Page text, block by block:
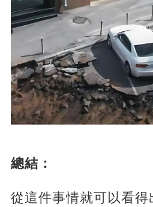
總結：
從這件事情就可以看得